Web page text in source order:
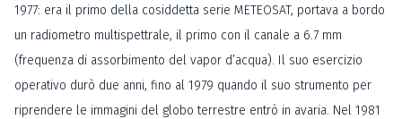
1977: era il primo della cosiddetta serie METEOSAT, portava a bordo
un radiometro multispettrale, il primo con il canale a 6.7 mm
(frequenza di assorbimento del vapor d’acqua). Il suo esercizio
operativo durò due anni, fino al 1979 quando il suo strumento per
riprendere le immagini del globo terrestre entrò in avaria. Nel 1981